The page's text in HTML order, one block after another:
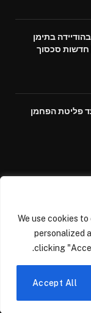
We use cookies
personalized
clicking
Accept All
בתימן
חדשות סכסוך
פליטת הפחמן
נהגי אוטובוס